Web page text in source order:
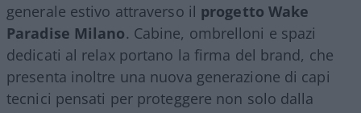
generale estivo attraverso il progetto Wake
Paradise Milano. Cabine, ombrelloni e spazi
dedicati al relax portano la firma del brand, che
presenta inoltre una nuova generazione di capi
tecnici pensati per proteggere non solo dalla